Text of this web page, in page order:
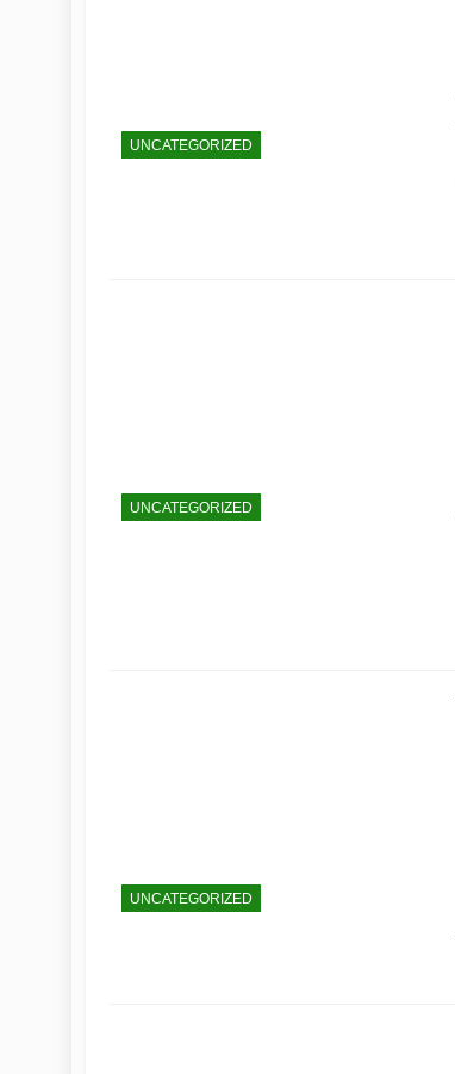
UNCATEGORIZED
UNCATEGORIZED
UNCATEGORIZED